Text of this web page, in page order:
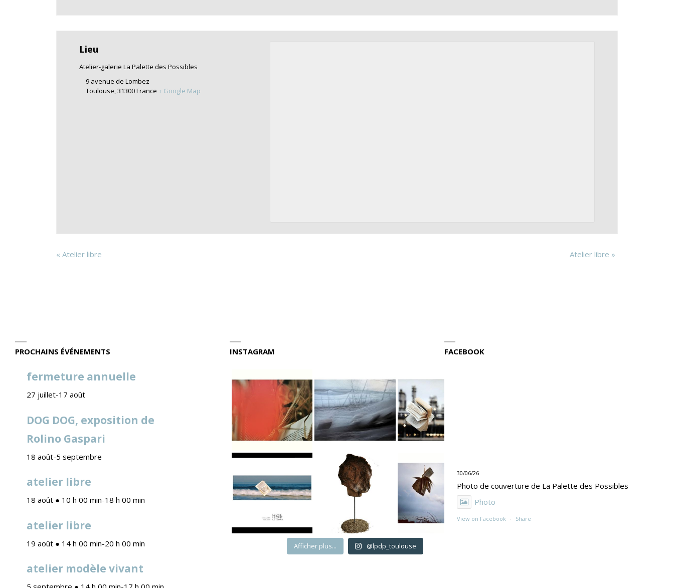
Lieu
Atelier-galerie La Palette des Possibles
9 avenue de Lombez
Toulouse,31300France + Google Map
« Atelier libre Atelier libre »
PROCHAINS ÉVÉNEMENTS
fermeture annuelle
27 juillet-17 août
DOG DOG, exposition de
Rolino Gaspari
18 août-5 septembre
atelier libre
18 août ● 10 h 00 min-18 h 00 min
atelier libre
19 août ● 14 h 00 min-20 h 00 min
atelier modèle vivant
INSTAGRAM
Afficher plus... @lpdp_toulouse
FACEBOOK
30/06/26
Photo de couverture de La Palette des Possibles
Photo
View on Facebook · Share